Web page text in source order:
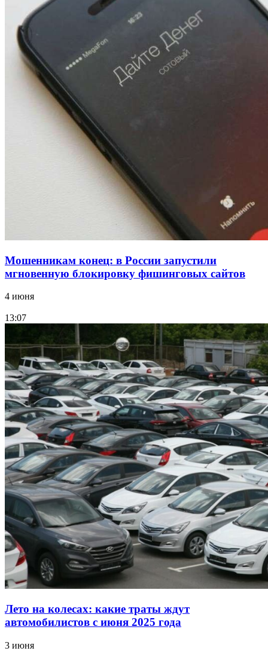
Покушение на убийство в Волгограде: девушка
напала на незнакомую женщину с ножом
12:39
Сладкий праздник в Волгограде: в Центральном
парке прошёл фестиваль „Арбузный переполох“
Волгоградские компании нарастили экспорт:
заключены контракты на 3,6 млн долларов
Мошенникам конец: в России запустили
мгновенную блокировку фишинговых сайтов
4 июня
13:07
Лето на колесах: какие траты ждут
автомобилистов с июня 2025 года
3 июня